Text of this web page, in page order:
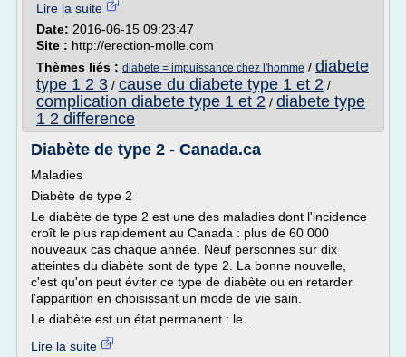
Lire la suite
Date: 2016-06-15 09:23:47
Site : http://erection-molle.com
Thèmes liés : diabete = impuissance chez l'homme / diabete
type 1 2 3 / cause du diabete type 1 et 2 /
complication diabete type 1 et 2 / diabete type
1 2 difference
Diabète de type 2 - Canada.ca
Maladies
Diabète de type 2
Le diabète de type 2 est une des maladies dont l'incidence
croît le plus rapidement au Canada : plus de 60 000
nouveaux cas chaque année. Neuf personnes sur dix
atteintes du diabète sont de type 2. La bonne nouvelle,
c'est qu'on peut éviter ce type de diabète ou en retarder
l'apparition en choisissant un mode de vie sain.
Le diabète est un état permanent : le...
Lire la suite